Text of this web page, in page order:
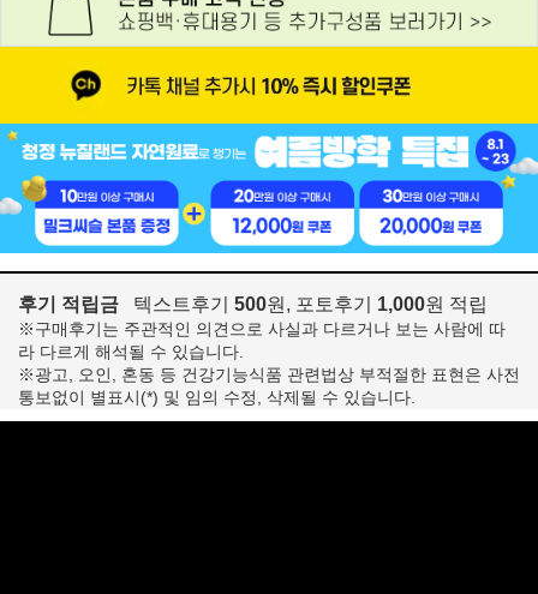
후기 적립금 텍스트후기 500원, 포토후기 1,000원 적립
※구매후기는 주관적인 의견으로 사실과 다르거나 보는 사람에 따
라 다르게 해석될 수 있습니다.
※광고, 오인, 혼동 등 건강기능식품 관련법상 부적절한 표현은 사전
통보없이 별표시(*) 및 임의 수정, 삭제될 수 있습니다.